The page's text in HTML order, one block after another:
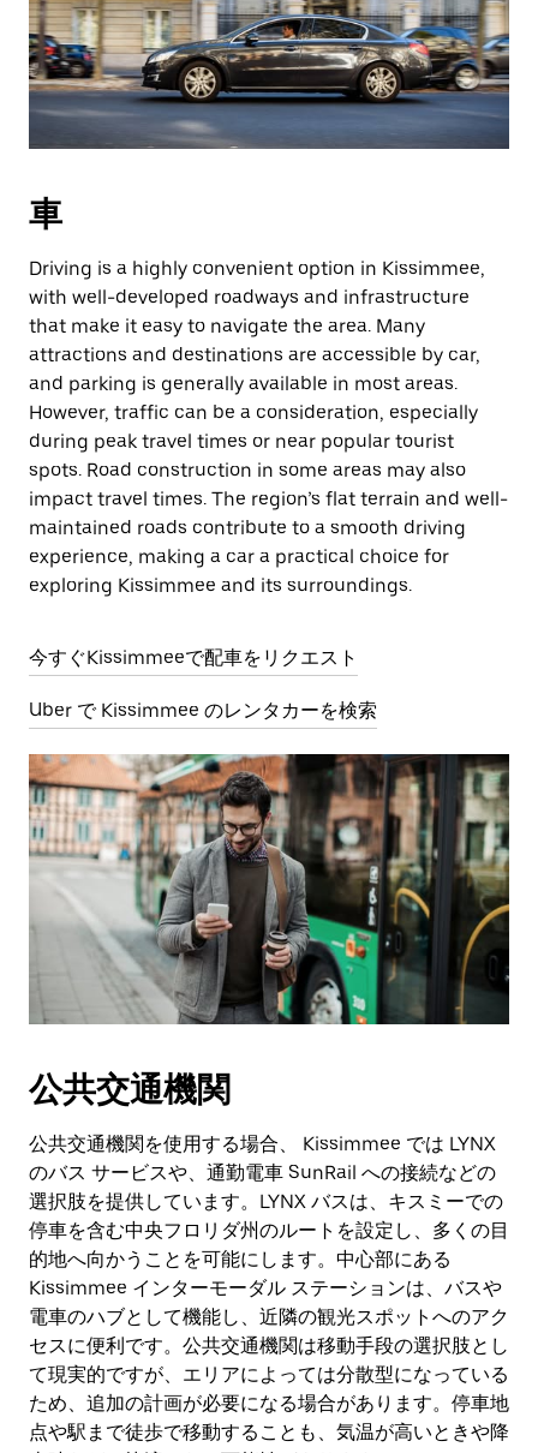
車
Driving is a highly convenient option in Kissimmee,
with well-developed roadways and infrastructure
that make it easy to navigate the area. Many
attractions and destinations are accessible by car,
and parking is generally available in most areas.
However, traffic can be a consideration, especially
during peak travel times or near popular tourist
spots. Road construction in some areas may also
impact travel times. The region’s flat terrain and well-
maintained roads contribute to a smooth driving
experience, making a car a practical choice for
exploring Kissimmee and its surroundings.
今すぐKissimmeeで配車をリクエスト
Uber で Kissimmee のレンタカーを検索
公共交通機関
公共交通機関を使用する場合、 Kissimmee では LYNX
のバス サービスや、通勤電車 SunRail への接続などの
選択肢を提供しています。LYNX バスは、キスミーでの
停車を含む中央フロリダ州のルートを設定し、多くの目
的地へ向かうことを可能にします。中心部にある
Kissimmee インターモーダル ステーションは、バスや
電車のハブとして機能し、近隣の観光スポットへのアク
セスに便利です。公共交通機関は移動手段の選択肢とし
て現実的ですが、エリアによっては分散型になっている
ため、追加の計画が必要になる場合があります。停車地
点や駅まで徒歩で移動することも、気温が高いときや降